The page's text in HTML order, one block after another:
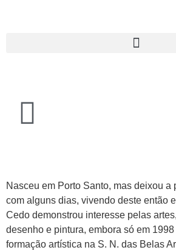
Nasceu em Porto Santo, mas deixou
com alguns dias, vivendo deste então
Cedo demonstrou interesse pelas
desenho e pintura, embora só em
formação artística na S. N. das Belas